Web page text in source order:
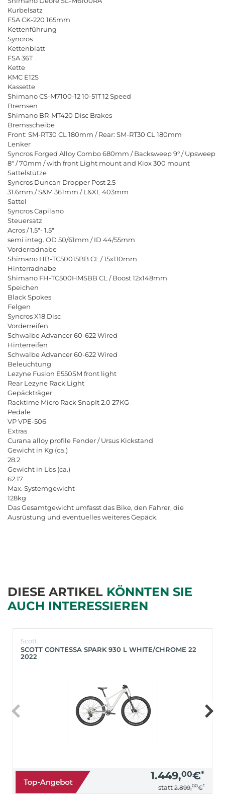
Kurbelsatz
FSACK-220 165mm
Kettenführung
Syncros
Kettenblatt
FSA36T
Kette
KMC E12S
Kassette
ShimanoCS-M7100-1210-51T12Speed
Bremsen
Shimano BR-MT420 Disc Brakes
Bremsscheibe
Front: SM-RT30 CL 180mm / Rear: SM-RT30 CL 180mm
L enker
Syncros Forged AlloyCombo680mm / Backsweep9°/ Upsweep
8°/70mm /with front L ight mountand Kiox300 mount
Sattelstütze
Syncros Duncan Dropper Post2.5
31.6mm /S&M 361mm / L &XL 403mm
Sattel
SyncrosCapilano
Steuersatz
Acros/1.5"-1.5"
semi integ. OD 50/61mm / ID 44/55mm
Vorderradnabe
Shimano HB-TC50015BB CL /15x110mm
Hinterradnabe
Shimano FH-TC500HMSBB CL / Boost12x148mm
Speichen
Black Spokes
Felgen
SyncrosX18 Disc
Vorderreifen
SchwalbeAdvancer60-622Wired
Hinterreifen
SchwalbeAdvancer60-622Wired
Beleuchtung
L ezyne Fusion E550SM front light
Rear L ezyne Rack L ight
Gepäckträger
Racktime Micro Rack SnapIt2.0 27KG
Pedale
VPVPE-506
Extras
Curana alloy profle Fender/ Ursus Kickstand
Gewicht in Kg (ca.)
28.2
Gewicht in L bs (ca.)
62.17
Max. Systemgewicht
128kg
DasGesamtgewicht umfasstdas Bike, den Fahrer, die
Ausrüstung und eventuellesweiteresGepäck.
DIESE ARTIKEL KÖNNTEN SIE
AUCH INTERESSIEREN
Scott
SCOTT CONTESSA SPARK 930 L WHITE/CHROME 22
2022
1.449,00€*
statt 2.899,00€*